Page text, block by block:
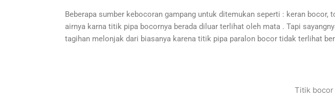
Beberapa sumber kebocoran gampang untuk ditemukan seperti : keran
airnya karna titik pipa bocornya berada diluar terlihat oleh mata . Tapi
tagihan melonjak dari biasanya karena titik pipa paralon bocor tidak terlihat
Titik bocor